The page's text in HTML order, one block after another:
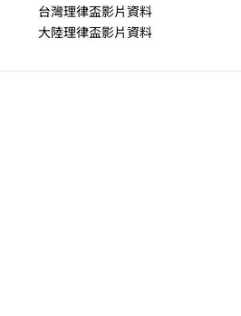
台灣理律盃影片資料
大陸理律盃影片資料